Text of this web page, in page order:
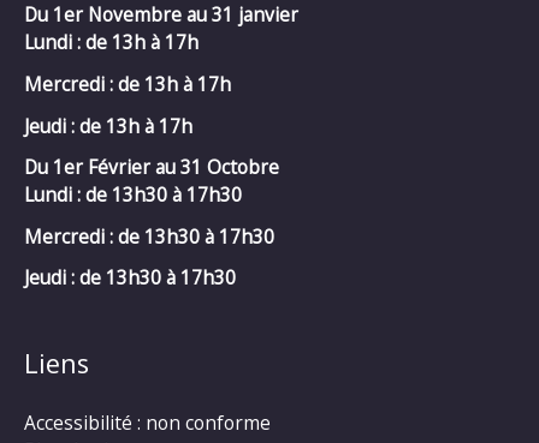
Du 1er Novembre au 31 janvier
Lundi : de 13h à 17h
Mercredi :de 13h à 17h
Jeudi : de 13h à 17h
Du 1er Février au 31 Octobre
Lundi : de 13h30 à 17h30
Mercredi :de 13h30 à 17h30
Jeudi : de 13h30 à 17h30
Liens
Accessibilité : non conforme